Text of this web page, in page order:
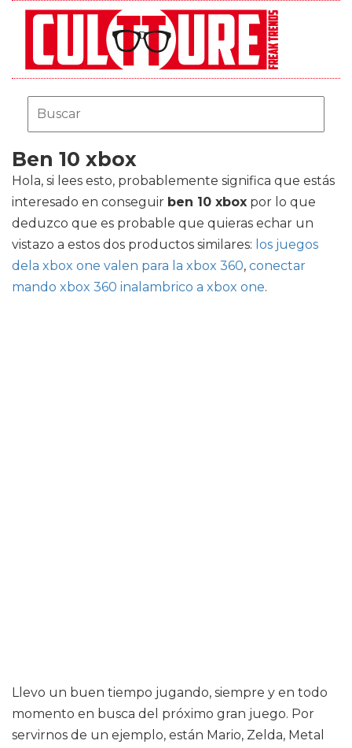
Ben 10 xbox
Hola, si lees esto, probablemente significa que estás
interesado en conseguir ben 10 xbox por lo que
deduzco que es probable que quieras echar un
vistazo a estos dos productos similares: los juegos
dela xbox one valen para la xbox 360, conectar
mando xbox 360 inalambrico a xbox one.
Llevo un buen tiempo jugando, siempre y en todo
momento en busca del próximo gran juego. Por
servirnos de un ejemplo, están Mario, Zelda, Metal